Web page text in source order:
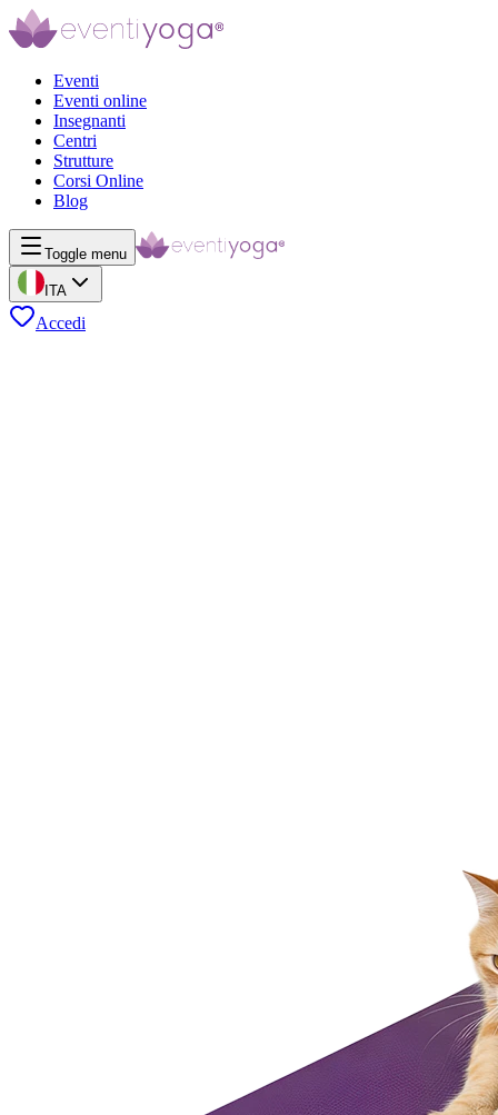
Eventi
Eventi online
Insegnanti
Centri
Strutture
Corsi Online
Blog
Toggle menu
ITA
Accedi